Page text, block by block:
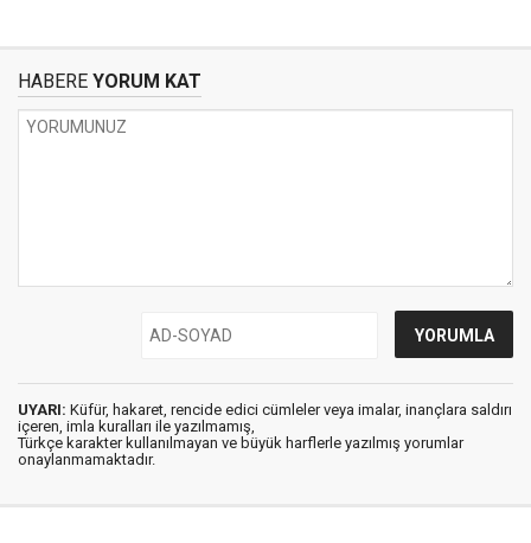
HABERE YORUM KAT
UYARI: Küfür, hakaret, rencide edici cümleler veya imalar, inançlara saldırı
içeren, imla kuralları ile yazılmamış,
Türkçe karakter kullanılmayan ve büyük harflerle yazılmış yorumlar
onaylanmamaktadır.